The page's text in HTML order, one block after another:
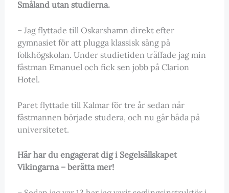
Småland utan studierna.
– Jag flyttade till Oskarshamn direkt efter
gymnasiet för att plugga klassisk sång på
folkhögskolan. Under studietiden träffade jag min
fästman Emanuel och fick sen jobb på Clarion
Hotel.
Paret flyttade till Kalmar för tre år sedan när
fästmannen började studera, och nu går båda på
universitetet.
Här har du engagerat dig i Segelsällskapet
Vikingarna – berätta mer!